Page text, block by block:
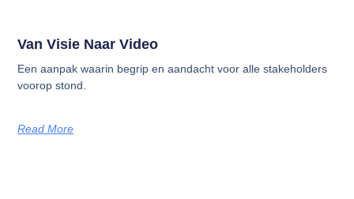
Van Visie Naar Video
Een aanpak waarin begrip en aandacht voor alle stakeholders
voorop stond.
Read More